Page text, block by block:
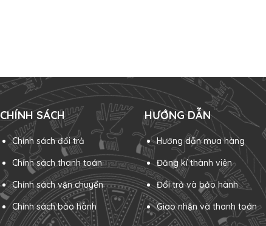
CHÍNH SÁCH
Chính sách đổi trả
Chính sách thanh toán
Chính sách vận chuyển
Chính sách bảo hành
HƯỚNG DẪN
Hướng dẫn mua hàng
Đăng kí thành viên
Đổi trả và bảo hành
Giao nhận và thanh toán